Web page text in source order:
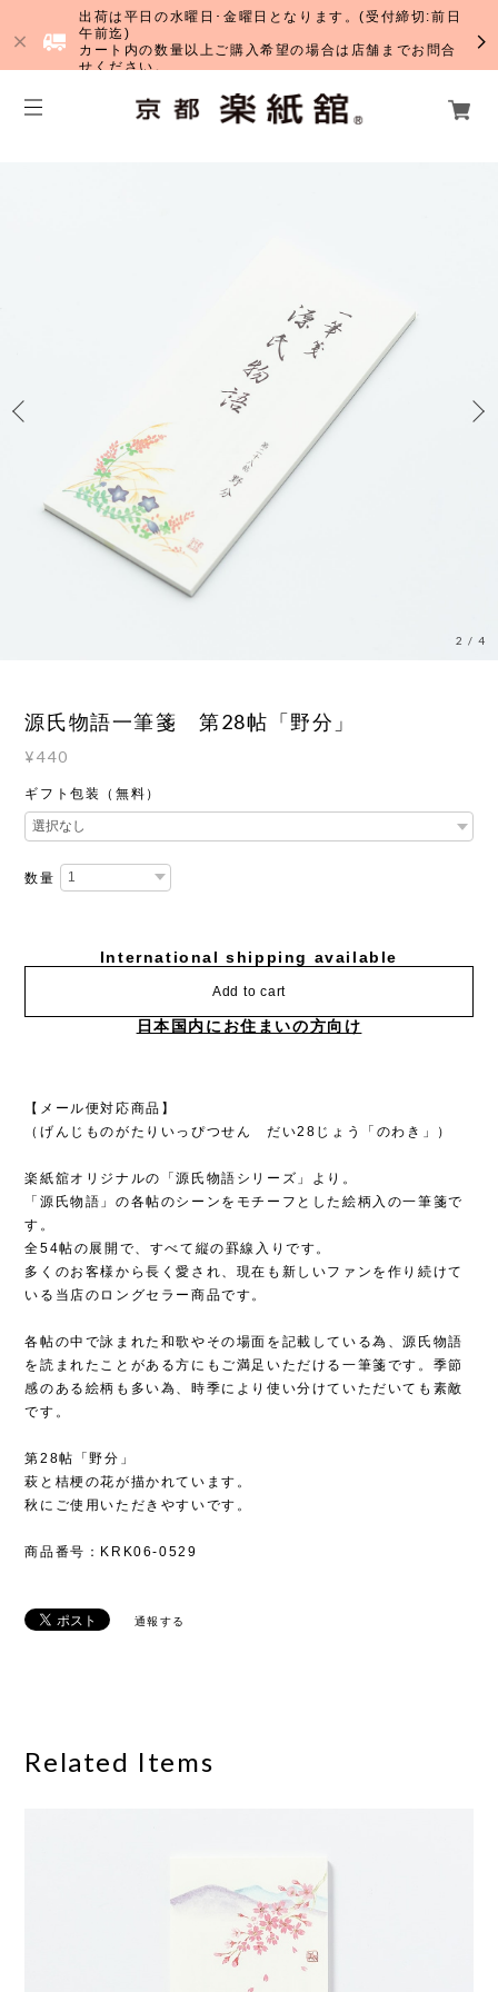
出荷は平日の水曜日･金曜日となります。(受付締切:前日
午前迄)
カート内の数量以上ご購入希望の場合は店舗までお問合
せください。
2 /4
源氏物語一筆箋 第28帖「野分」
¥440
ギフト包装（無料）
数量
International shipping available
Add to cart
日本国内にお住まいの方向け
【メール便対応商品】
（げんじものがたりいっぴつせん だい28じょう「のわき」）
楽紙舘オリジナルの「源氏物語シリーズ」より。
「源氏物語」の各帖のシーンをモチーフとした絵柄入の一筆箋で
す。
全54帖の展開で、すべて縦の罫線入りです。
多くのお客様から長く愛され、現在も新しいファンを作り続けて
いる当店のロングセラー商品です。
各帖の中で詠まれた和歌やその場面を記載している為、源氏物語
を読まれたことがある方にもご満足いただける一筆箋です。季節
感のある絵柄も多い為、時季により使い分けていただいても素敵
です。
第28帖「野分」
萩と桔梗の花が描かれています。
秋にご使用いただきやすいです。
商品番号：KRK06-0529
通報する
Related Items